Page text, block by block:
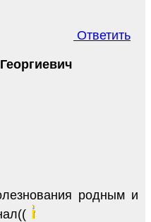
Ответить
родным и